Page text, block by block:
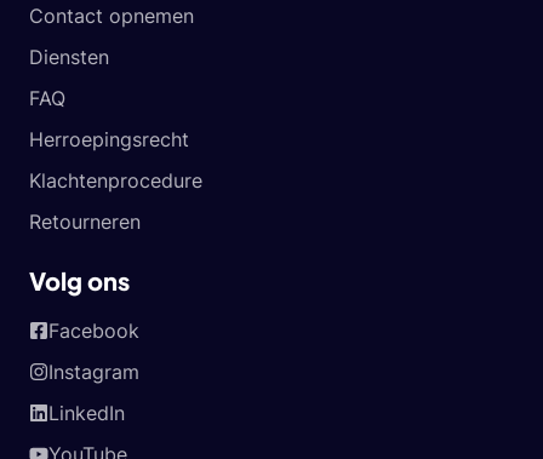
Contact opnemen
Diensten
FAQ
Herroepingsrecht
Klachtenprocedure
Retourneren
Volg ons
Facebook
Instagram
LinkedIn
YouTube